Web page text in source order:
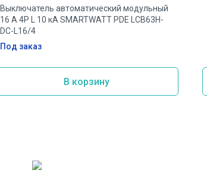
Выключатель автоматический модульный
16 А 4P L 10 кА SMARTWATT PDE LCB63H-
DC-L16/4
Под заказ
В корзину